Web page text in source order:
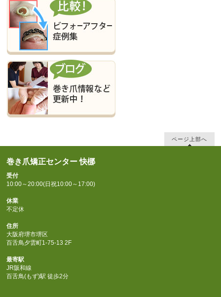
ページ上部へ
巻き爪矯正センター 快梛
受付
10:00～20:00(日祝10:00～17:00)
休業
不定休
住所
大阪府堺市堺区
百舌鳥夕雲町1-75-13 2F
最寄駅
JR阪和線
百舌鳥(もず)駅 徒歩2分